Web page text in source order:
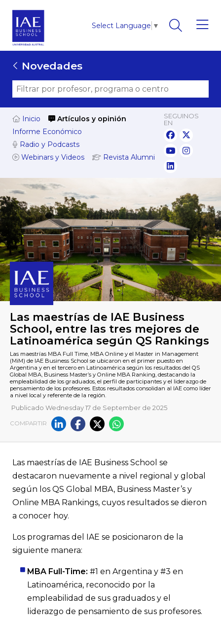
Select Language ▼
Novedades
Inicio
Artículos y opinión
Informe Económico
Radio y Podcasts
Webinars y Videos
Revista Alumni
SEGUINOS
EN
Las maestrías de IAE
School, entre las tres
Latinoamérica según QS
Argentina y en el tercero en Latinoamérica según los
Global MBA, Business Master’s y Online MBA Ranking,
empleabilidad de los graduados, el perfil de participantes y el
pensamiento de los profesores. Estos resultados consolidan al
a nivel local y referente de la región.
Publicado Wednesday 17 de September de 2025
COMPARTIR
Las maestrías de IAE Business School se
destacaron nuevamente a nivel regional y global
según los QS Global MBA, Business Master’s y
Online MBA Rankings, cuyos resultados se dieron
a conocer hoy.
Los programas del IAE se posicionaron de la
siguiente manera:
MBA Full-Time: #1 en Argentina y #3 en
Latinoamérica, reconocido por la
empleabilidad de sus graduados y el
liderazgo de pensamiento de sus profesores.